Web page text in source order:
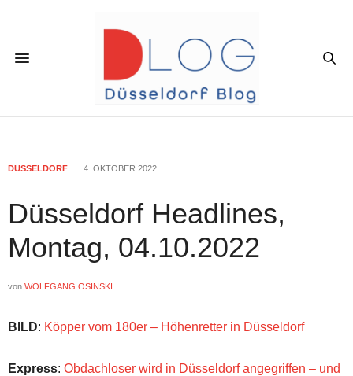
DÜSSELDORF 4. OKTOBER 2022
Düsseldorf Headlines,
Montag, 04.10.2022
von WOLFGANG OSINSKI
BILD: Köpper vom 180er – Höhenretter in Düsseldorf
Express: Obdachloser wird in Düsseldorf angegriffen – und